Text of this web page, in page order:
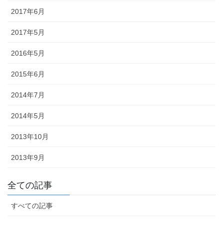
2017年6月
2017年5月
2016年5月
2015年6月
2014年7月
2014年5月
2013年10月
2013年9月
全ての記事
すべての記事